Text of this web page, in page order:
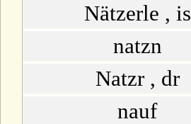
Nätzerle , is
natzn
Natzr , dr
nauf